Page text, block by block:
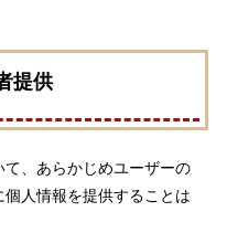
提供
、あらかじめユーザーの
人情報を提供することは